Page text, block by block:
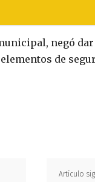
negó
de
Artículo